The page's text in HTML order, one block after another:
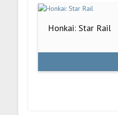
Honkai: Star Rail